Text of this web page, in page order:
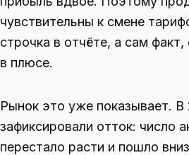
чувствительны к смене
строчка в отчёте, а сам факт,
в плюсе.
Рынок это уже показывает. В
зафиксировали отток: число
перестало расти и пошло